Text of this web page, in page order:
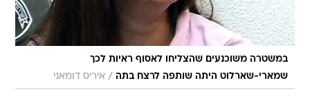
במשטרה משוכנעים שהצליחו לאסוף ראיות לכך
שמארי-שארלוט היתה שותפה לרצח בתה / איריס דומאני